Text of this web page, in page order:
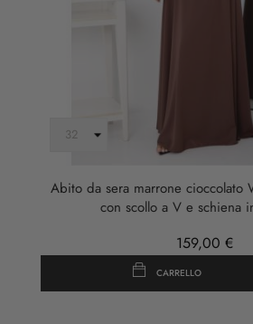
Abito da sera marrone cioccolato
con scollo a V e schiena
159,00 €
CARRELLO